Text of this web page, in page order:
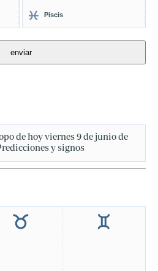
Piscis
de hoy viernes 9 de junio de
y signos